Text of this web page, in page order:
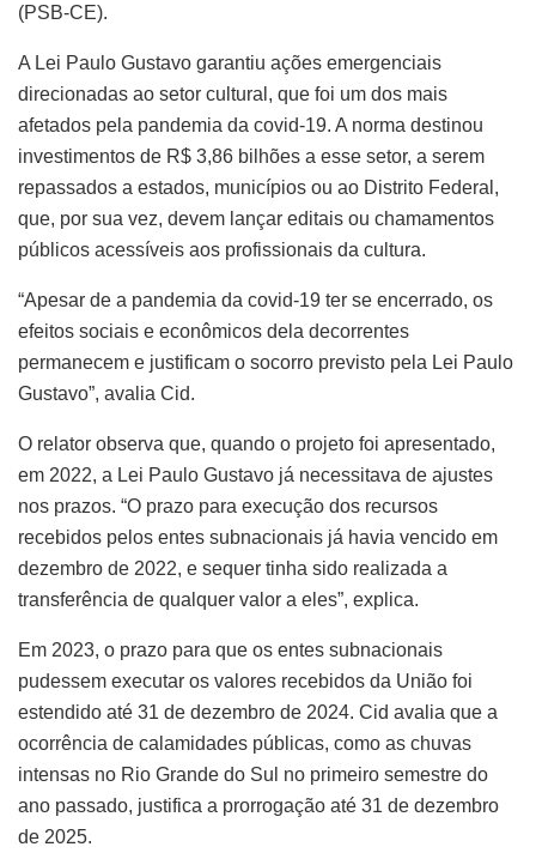
(PSB-CE).
A Lei Paulo Gustavo garantiu ações emergenciais
direcionadas ao setor cultural, que foi um dos mais
afetados pela pandemia da covid-19. A norma destinou
investimentos de R$ 3,86 bilhões a esse setor, a serem
repassados a estados, municípios ou ao Distrito Federal,
que, por sua vez, devem lançar editais ou chamamentos
públicos acessíveis aos profissionais da cultura.
“Apesar de a pandemia da covid-19 ter se encerrado, os
efeitos sociais e econômicos dela decorrentes
permanecem e justificam o socorro previsto pela Lei Paulo
Gustavo”, avalia Cid.
O relator observa que, quando o projeto foi apresentado,
em 2022, a Lei Paulo Gustavo já necessitava de ajustes
nos prazos. “O prazo para execução dos recursos
recebidos pelos entes subnacionais já havia vencido em
dezembro de 2022, e sequer tinha sido realizada a
transferência de qualquer valor a eles”, explica.
Em 2023, o prazo para que os entes subnacionais
pudessem executar os valores recebidos da União foi
estendido até 31 de dezembro de 2024. Cid avalia que a
ocorrência de calamidades públicas, como as chuvas
intensas no Rio Grande do Sul no primeiro semestre do
ano passado, justifica a prorrogação até 31 de dezembro
de 2025.